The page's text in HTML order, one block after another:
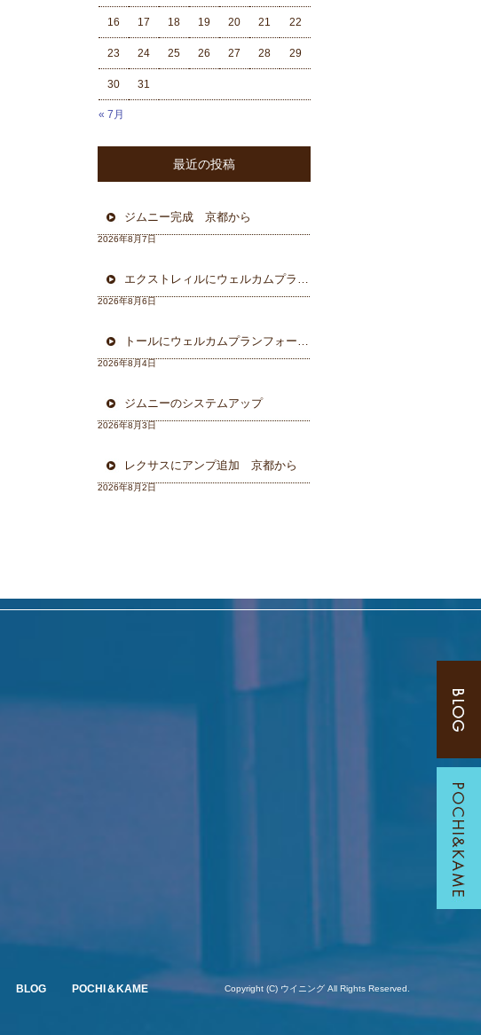
« 7月
16 17 18 19 20 21 22
23 24 25 26 27 28 29
30 31
最近の投稿
ジムニー完成 京都から
2026年8月7日
エクストレィルにウェルカムプラン フォーカル三重県から
2026年8月6日
トールにウェルカムプランフォーカルスピーカー＆ウーハー
2026年8月4日
ジムニーのシステムアップ
2026年8月3日
レクサスにアンプ追加 京都から
2026年8月2日
BLOG POCHI＆KAME Copyright (C) ウイニング All Rights Reserved.